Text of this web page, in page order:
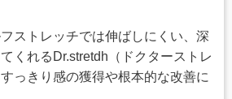
ストレッチでは伸ばしにくい、深
くれるDr.stretdh（ドクターストレ
っきり感の獲得や根本的な改善に